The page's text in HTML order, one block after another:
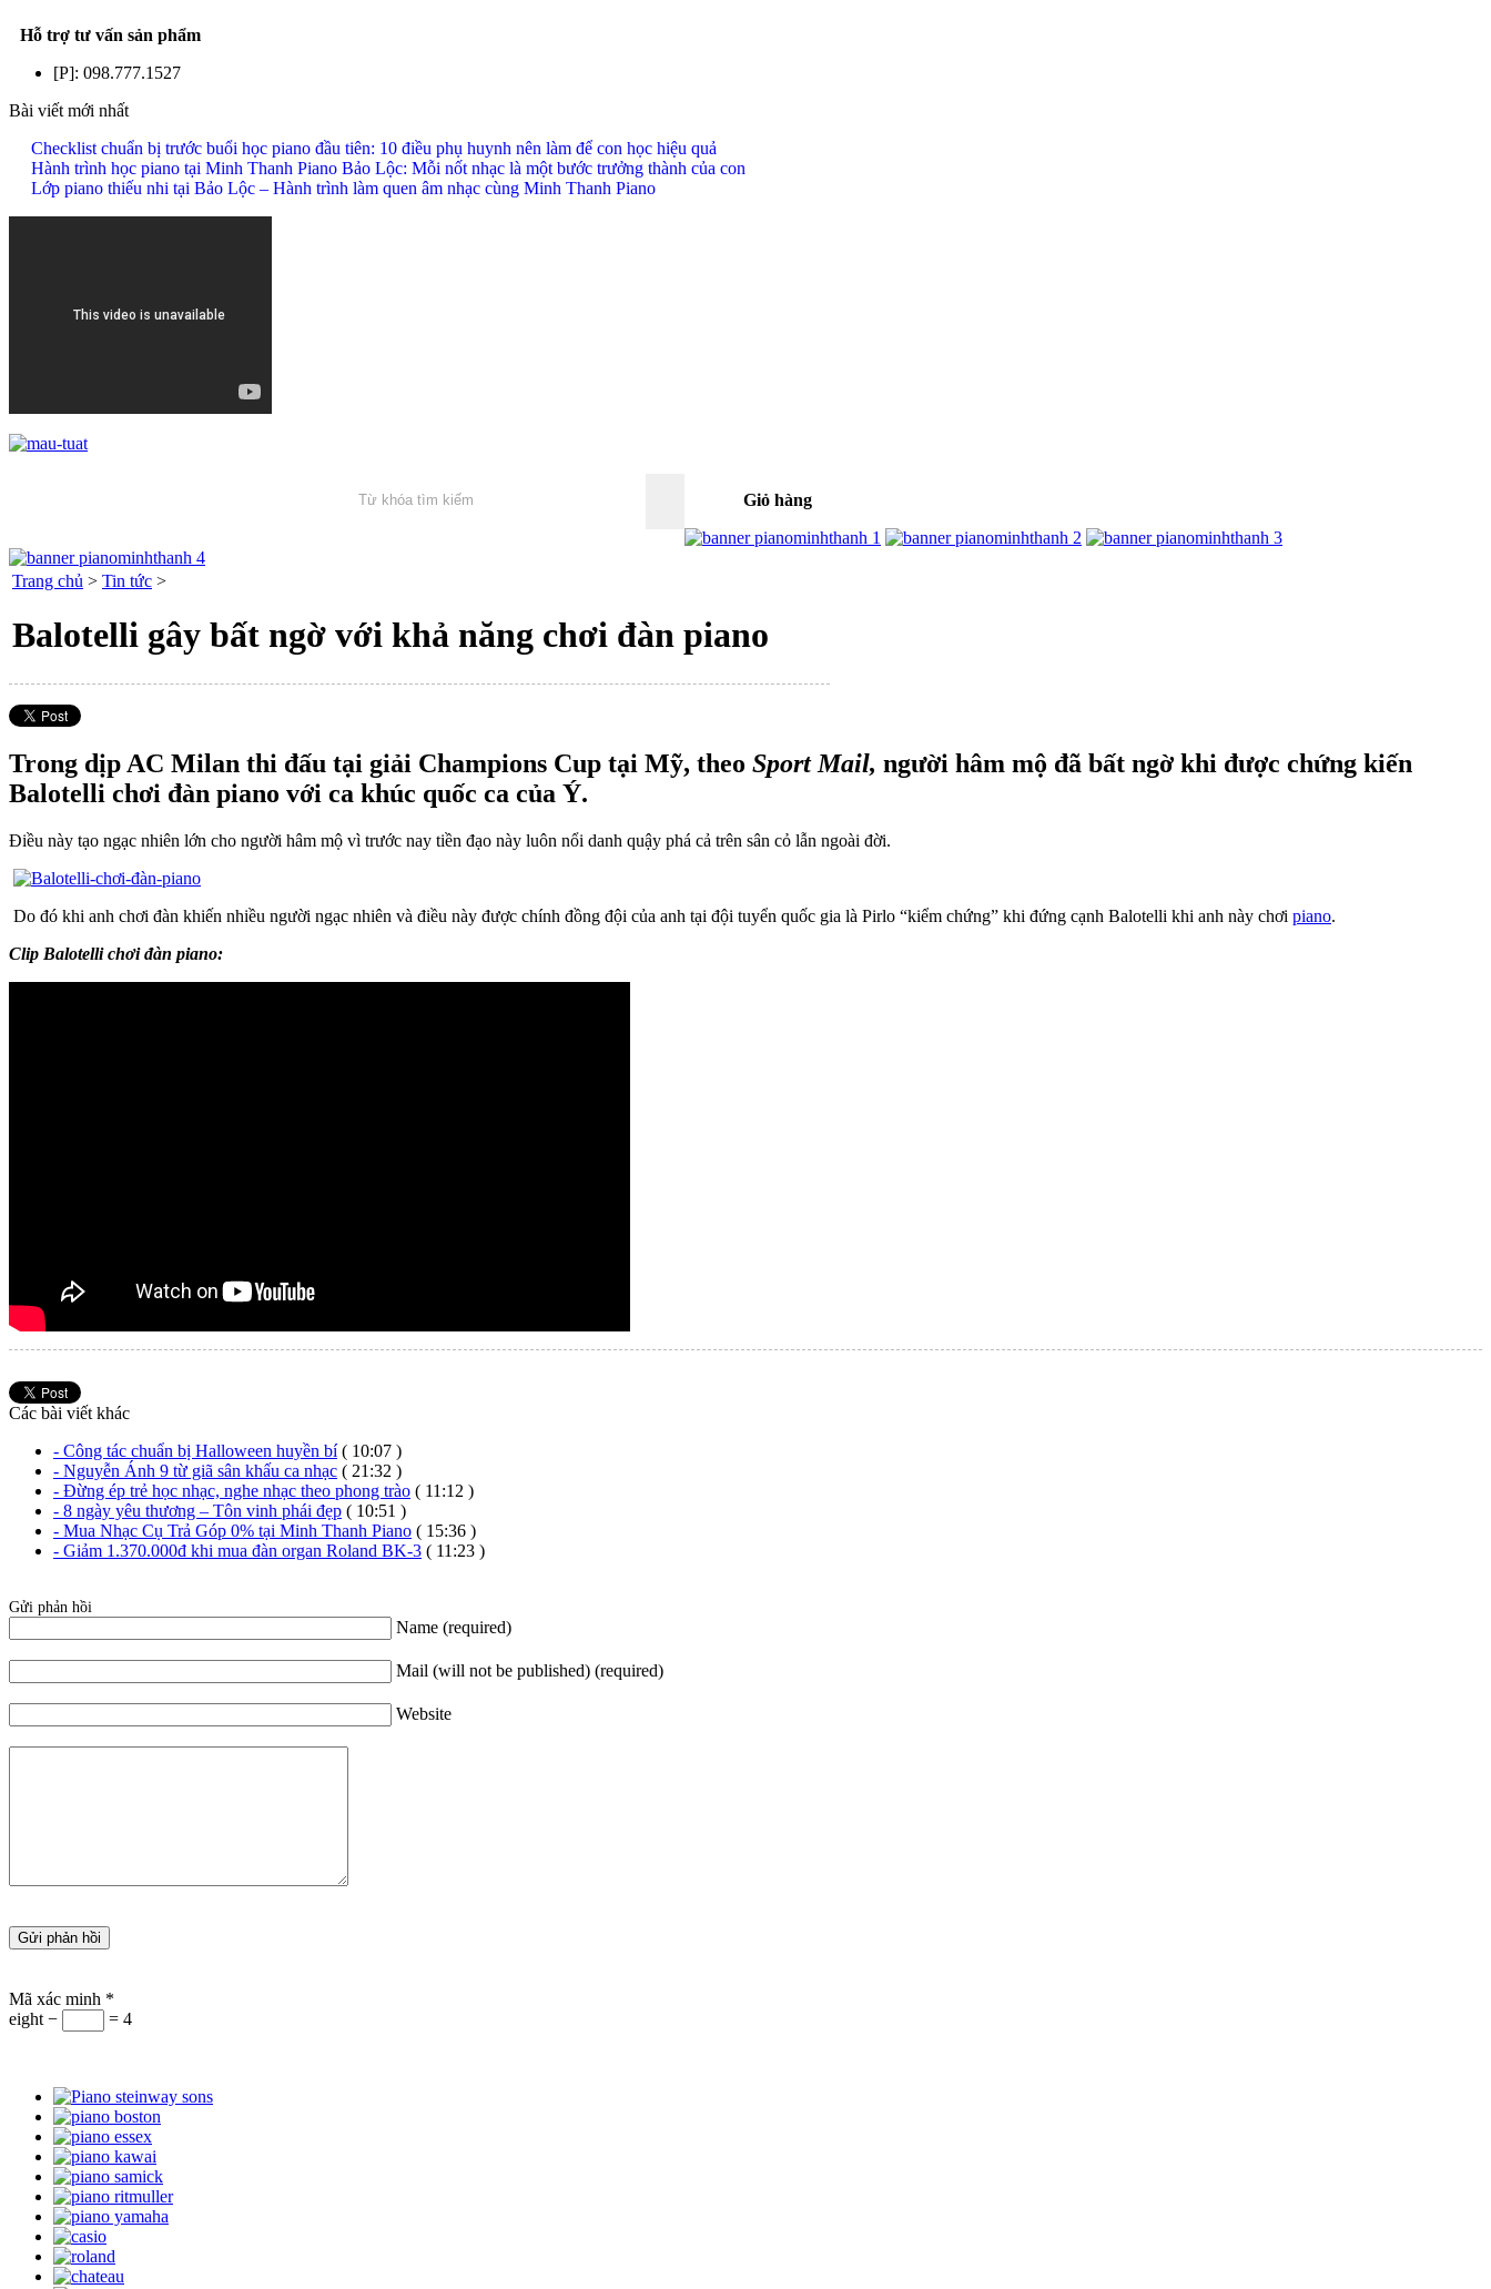
Hỗ trợ tư vấn sản phẩm
[P]: 098.777.1527
Bài viết mới nhất
Checklist chuẩn bị trước buổi học piano đầu tiên: 10 điều phụ huynh nên làm để con học hiệu quả
Hành trình học piano tại Minh Thanh Piano Bảo Lộc: Mỗi nốt nhạc là một bước trưởng thành của con
Lớp piano thiếu nhi tại Bảo Lộc – Hành trình làm quen âm nhạc cùng Minh Thanh Piano
Giỏ hàng
Trang chủ > Tin tức >
Balotelli gây bất ngờ với khả năng chơi đàn piano
Trong dịp AC Milan thi đấu tại giải Champions Cup tại Mỹ, theo Sport Mail, người hâm mộ đã bất ngờ khi được chứng kiến
Balotelli chơi đàn piano với ca khúc quốc ca của Ý.
Điều này tạo ngạc nhiên lớn cho người hâm mộ vì trước nay tiền đạo này luôn nổi danh quậy phá cả trên sân cỏ lẫn ngoài đời.
Do đó khi anh chơi đàn khiến nhiều người ngạc nhiên và điều này được chính đồng đội của anh tại đội tuyển quốc gia là Pirlo “kiểm chứng” khi đứng cạnh Balotelli khi anh này chơi piano.
Clip Balotelli chơi đàn piano:
Các bài viết khác
- Công tác chuẩn bị Halloween huyền bí( 10:07 )
- Nguyễn Ánh 9 từ giã sân khấu ca nhạc ( 21:32 )
- Đừng ép trẻ học nhạc, nghe nhạc theo phong trào ( 11:12 )
- 8 ngày yêu thương – Tôn vinh phái đẹp ( 10:51 )
- Mua Nhạc Cụ Trả Góp 0% tại Minh Thanh Piano ( 15:36 )
- Giảm 1.370.000đ khi mua đàn organ Roland BK-3 ( 11:23 )
Gửi phản hồi
Name (required)
Mail (will not be published) (required)
Website
Mã xác minh *
eight −
= 4